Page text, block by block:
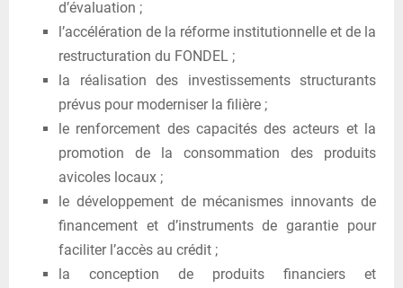
d’évaluation ;
l’accélération de la réforme institutionnelle et de la
restructuration du FONDEL ;
la réalisation des investissements structurants
prévus pour moderniser la filière ;
le renforcement des capacités des acteurs et la
promotion de la consommation des produits
avicoles locaux ;
le développement de mécanismes innovants de
financement et d’instruments de garantie pour
faciliter l’accès au crédit ;
la conception de produits financiers et